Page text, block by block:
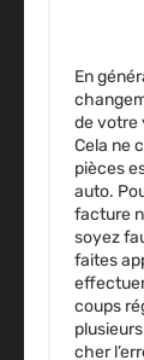
En
de votre
Cela ne
pièces
auto.
facture
soyez
faites
coups
cher